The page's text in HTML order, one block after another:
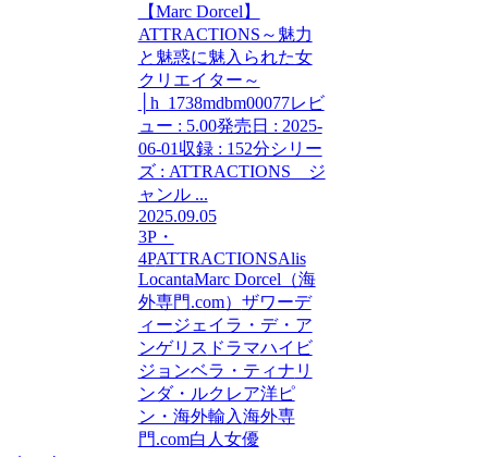
【Marc Dorcel】
ATTRACTIONS～魅力
と魅惑に魅入られた女
クリエイター～
│h_1738mdbm00077レビ
ュー : 5.00発売日 : 2025-
06-01収録 : 152分シリー
ズ : ATTRACTIONS ジ
ャンル ...
2025.09.05
3P・
4PATTRACTIONSAlis
LocantaMarc Dorcel（海
外専門.com） ザワーデ
ィージェイラ・デ・ア
ンゲリス ドラマハイビ
ジョンベラ・ティナ リ
ンダ・ルクレア洋ピ
ン・海外輸入海外専
門.com白人女優